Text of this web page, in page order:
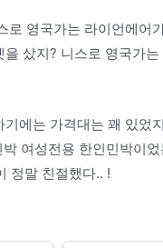
영국가는 라이언에어
샀지? 니스로 영국가
에는 가격대는 꽤 있었
여성전용 한인민박이
정말 친절했다.. !